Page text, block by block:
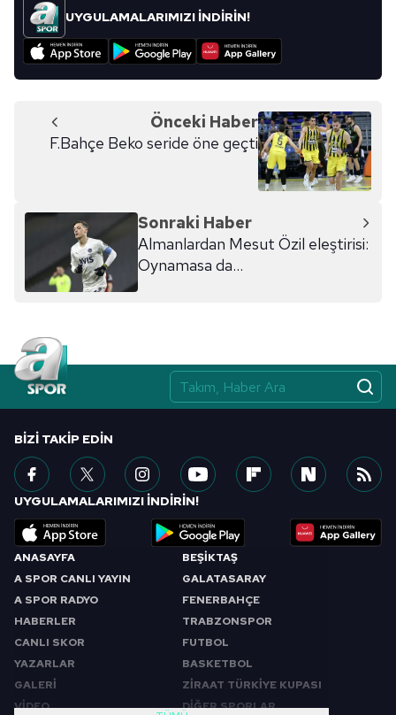
UYGULAMALARIMIZI İNDİRİN!
Önceki Haber
F.Bahçe Beko seride öne geçti
Sonraki Haber
Almanlardan Mesut Özil eleştirisi:
Oynamasa da...
ANASAYFA
A SPOR CANLI YAYIN
A SPOR RADYO
HABERLER
CANLI SKOR
YAZARLAR
GALERİ
VİDEO
BEŞİKTAŞ
GALATASARAY
FENERBAHÇE
TRABZONSPOR
FUTBOL
BASKETBOL
ZİRAAT TÜRKİYE KUPASI
DİĞER SPORLAR
BIZI TAKIP EDIN
UYGULAMALARIMIZI İNDİRİN!